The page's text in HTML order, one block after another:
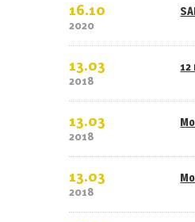
16.10
2020
13.03
2018
13.03
2018
13.03
2018